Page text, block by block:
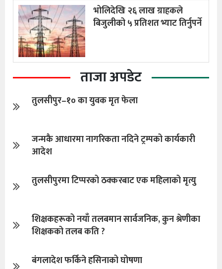
भोलिदेखि २६ लाख ग्राहकले
बिजुलीको ५ प्रतिशत भ्याट तिर्नुपर्ने
ताजा अपडेट
तुलसीपुर–१० का युवक मृत फेला
जन्मकै आधारमा नागरिकता नदिने ट्रम्पको कार्यकारी
आदेश
तुलसीपुरमा टिप्परको ठक्करबाट एक महिलाको मृत्यु
शिक्षकहरूको नयाँ तलबमान सार्वजनिक, कुन श्रेणीका
शिक्षकको तलब कति ?
बंगलादेश फर्किने हसिनाको घोषणा